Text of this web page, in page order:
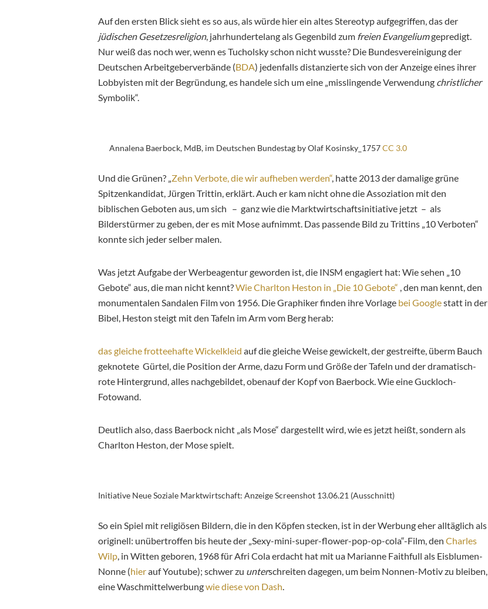
Auf den ersten Blick sieht es so aus, als würde hier ein altes Stereotyp aufgegriffen, das der
jüdischen Gesetzesreligion, jahrhundertelang als Gegenbild zum freien Evangeliumgepredigt.
Nur weiß das noch wer, wenn es Tucholsky schon nicht wusste? Die Bundesvereinigung der
Deutschen Arbeitgeberverbände (BDA) jedenfalls distanzierte sich von der Anzeige eines ihrer
Lobbyisten mit der Begründung, es handele sich um eine „misslingende Verwendung christlicher
Symbolik“.
Annalena Baerbock, MdB, im Deutschen Bundestag by Olaf Kosinsky_1757CC 3.0
Und die Grünen? „Zehn Verbote, die wir aufheben werden“, hatte 2013 der damalige grüne
Spitzenkandidat, Jürgen Trittin, erklärt. Auch er kam nicht ohne die Assoziation mit den
biblischen Geboten aus, um sich – ganz wie die Marktwirtschaftsinitiative jetzt – als
Bilderstürmer zu geben, der es mit Mose aufnimmt. Das passende Bild zu Trittins „10 Verboten“
konnte sich jeder selber malen.
Was jetzt Aufgabe der Werbeagentur geworden ist, die INSM engagiert hat: Wie sehen „10
Gebote“ aus, die man nicht kennt?Wie Charlton Heston in „Die 10 Gebote“ , den man kennt, den
monumentalen Sandalen Film von 1956. Die Graphiker finden ihre Vorlage bei Googlestatt in der
Bibel, Heston steigt mit den Tafeln im Arm vom Berg herab:
das gleiche frotteehafte Wickelkleid auf die gleiche Weise gewickelt, der gestreifte, überm Bauch
geknotete Gürtel, die Position der Arme, dazu Form und Größe der Tafeln und der dramatisch-
rote Hintergrund, alles nachgebildet, obenauf der Kopf von Baerbock. Wie eine Guckloch-
Fotowand.
Deutlich also, dass Baerbock nicht „als Mose“ dargestellt wird, wie es jetzt heißt, sondern als
Charlton Heston, der Mose spielt.
Initiative Neue Soziale Marktwirtschaft: Anzeige Screenshot 13.06.21 (Ausschnitt)
So ein Spiel mit religiösen Bildern, die in den Köpfen stecken, ist in der Werbung eher alltäglich als
originell: unübertroffen bis heute der „Sexy-mini-super-flower-pop-op-cola“-Film, den Charles
Wilp, in Witten geboren, 1968 für Afri Cola erdacht hat mit ua Marianne Faithfull als Eisblumen-
Nonne (hierauf Youtube); schwer zu unterschreiten dagegen, um beim Nonnen-Motiv zu bleiben,
eine Waschmittelwerbungwie diese von Dash.